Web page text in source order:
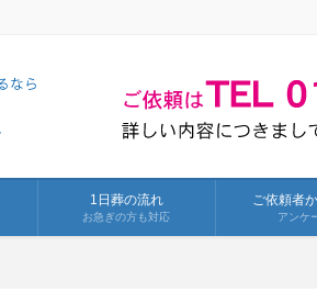
1日葬の流れ
お急ぎの方も対応
ご依頼者
アンケ